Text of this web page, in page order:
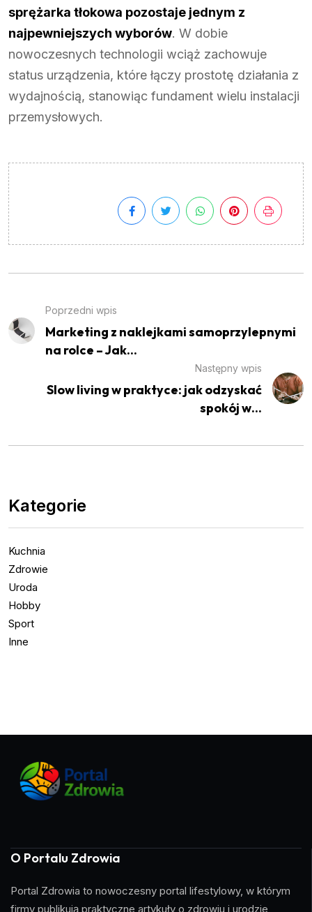
sprężarka tłokowa pozostaje jednym z
najpewniejszych wyborów. W dobie
nowoczesnych technologii wciąż zachowuje
status urządzenia, które łączy prostotę działania z
wydajnością, stanowiąc fundament wielu instalacji
przemysłowych.
Poprzedni wpis
Marketing z naklejkami samoprzylepnymi
na rolce – Jak...
Następny wpis
Slow living w praktyce: jak odzyskać
spokój w...
Kategorie
Kuchnia
Zdrowie
Uroda
Hobby
Sport
Inne
O Portalu Zdrowia
Portal Zdrowia to nowoczesny portal lifestylowy, w którym
firmy publikują praktyczne artykuły o zdrowiu i urodzie,